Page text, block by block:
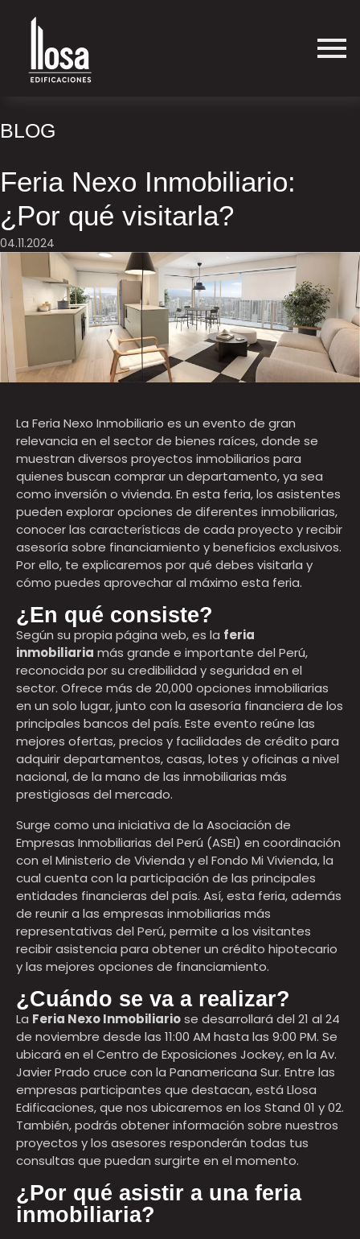
BLOG
Feria Nexo Inmobiliario:
¿Por qué visitarla?
04.11.2024
La Feria Nexo Inmobiliario es un evento de gran
relevancia en el sector de bienes raíces, donde se
muestran diversos proyectos inmobiliarios para
quienes buscan comprar un departamento, ya sea
como inversión o vivienda. En esta feria, los asistentes
pueden explorar opciones de diferentes inmobiliarias,
conocer las características de cada proyecto y recibir
asesoría sobre financiamiento y beneficios exclusivos.
Por ello, te explicaremos por qué debes visitarla y
cómo puedes aprovechar al máximo esta feria.
¿En qué consiste?
Según su propia página web, es la feria
inmobiliaria más grande e importante del Perú,
reconocida por su credibilidad y seguridad en el
sector. Ofrece más de 20,000 opciones inmobiliarias
en un solo lugar, junto con la asesoría financiera de los
principales bancos del país. Este evento reúne las
mejores ofertas, precios y facilidades de crédito para
adquirir departamentos, casas, lotes y oficinas a nivel
nacional, de la mano de las inmobiliarias más
prestigiosas del mercado.
Surge como una iniciativa de la Asociación de
Empresas Inmobiliarias del Perú (ASEI) en coordinación
con el Ministerio de Vivienda y el Fondo Mi Vivienda, la
cual cuenta con la participación de las principales
entidades financieras del país. Así, esta feria, además
de reunir a las empresas inmobiliarias más
representativas del Perú, permite a los visitantes
recibir asistencia para obtener un crédito hipotecario
y las mejores opciones de financiamiento.
¿Cuándo se va a realizar?
La Feria Nexo Inmobiliariose desarrollará del 21 al 24
de noviembre desde las 11:00 AM hasta las 9:00 PM. Se
ubicará en el Centro de Exposiciones Jockey, en la Av.
Javier Prado cruce con la Panamericana Sur. Entre las
empresas participantes que destacan, está Llosa
Edificaciones, que nos ubicaremos en los Stand 01 y 02.
También, podrás obtener información sobre nuestros
proyectos y los asesores responderán todas tus
consultas que puedan surgirte en el momento.
¿Por qué asistir a una feria
inmobiliaria?